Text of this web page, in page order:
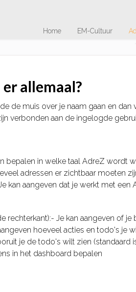
Home EM-Cultuur
allemaal?
de muis over je naam gaan en dan
verbonden aan de ingelogde
bepalen in welke taal AdreZ wordt
adressen er zichtbaar moeten
kan aangeven dat je werkt met een
rechterkant):- Je kan aangeven of je
hoeveel acties en todo's je
je de todo's wilt zien (standaard
in het dashboard bepalen